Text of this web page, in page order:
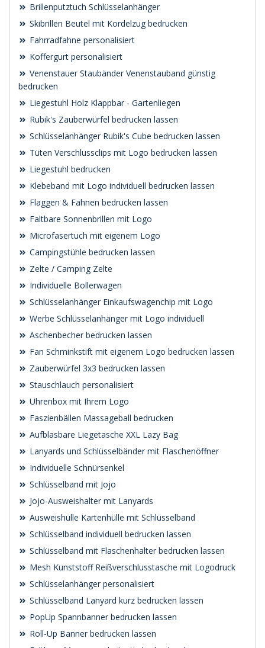
Brillenputztuch Schlüsselanhänger
Skibrillen Beutel mit Kordelzug bedrucken
Fahrradfahne personalisiert
Koffergurt personalisiert
Venenstauer Staubänder Venenstauband günstig
bedrucken
Liegestuhl Holz Klappbar - Gartenliegen
Rubik's Zauberwürfel bedrucken lassen
Schlüsselanhänger Rubik's Cube bedrucken lassen
Tüten Verschlussclips mit Logo bedrucken lassen
Liegestuhl bedrucken
Klebeband mit Logo individuell bedrucken lassen
Flaggen & Fahnen bedrucken lassen
Faltbare Sonnenbrillen mit Logo
Microfasertuch mit eigenem Logo
Campingstühle bedrucken lassen
Zelte / Camping Zelte
Individuelle Bollerwagen
Schlüsselanhänger Einkaufswagenchip mit Logo
Werbe Schlüsselanhänger mit Logo individuell
Aschenbecher bedrucken lassen
Fan Schminkstift mit eigenem Logo bedrucken lassen
Zauberwürfel 3x3 bedrucken lassen
Stauschlauch personalisiert
Uhrenbox mit Ihrem Logo
Faszienbällen Massageball bedrucken
Aufblasbare Liegetasche XXL Lazy Bag
Lanyards und Schlüsselbänder mit Flaschenöffner
Individuelle Schnürsenkel
Schlüsselband mit Jojo
Jojo-Ausweishalter mit Lanyards
Ausweishülle Kartenhülle mit Schlüsselband
Schlüsselband individuell bedrucken lassen
Schlüsselband mit Flaschenhalter bedrucken lassen
Mesh Kunststoff Reißverschlusstasche mit Logodruck
Schlüsselanhänger personalisiert
Schlüsselband Lanyard kurz bedrucken lassen
PopUp Spannbanner bedrucken lassen
Roll-Up Banner bedrucken lassen